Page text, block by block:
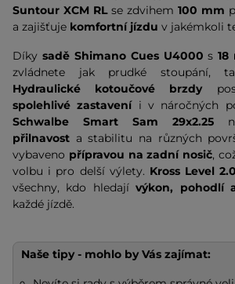
Suntour XCM RLse zdvihem 100 mm
a zajišťuje komfortní jízdu v jakémkoli
Díky sadě Shimano Cues U4000 s18
zvládnete jak prudké stoupání,
Hydraulické kotoučové brzdy
spolehlivé zastaveníi v náročných
Schwalbe Smart Sam 29x2.25
přilnavost a stabilitu na různých
vybaveno přípravou na zadní nosič,
volbu i pro delší výlety. Kross Level
všechny, kdo hledajívýkon, pohodlí
každé jízdě.
Naše tipy - mohlo by Vás zajímat: